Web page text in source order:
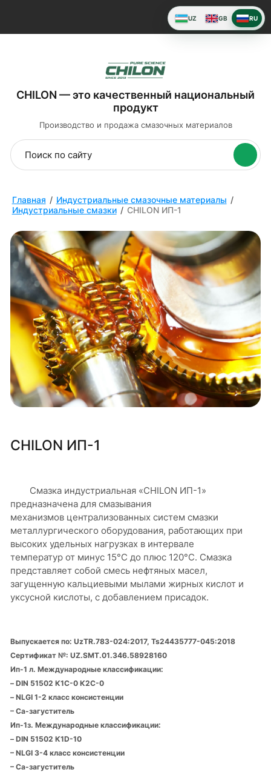
CHILON — это качественный национальный
продукт
Производство и продажа смазочных материалов
Главная / Индустриальные смазочные материалы /
Индустриальные смазки / CHILON ИП-1
CHILON ИП-1
Смазка индустриальная «CHILON ИП-1»
предназначена для смазывания
механизмов централизованных систем смазки
металлургического оборудования, работающих при
высоких удельных нагрузках в интервале
температур от минус 15°С до плюс 120°С. Смазка
представляет собой смесь нефтяных масел,
загущенную кальциевыми мылами жирных кислот и
уксусной кислоты, с добавлением присадок.
Выпускается по: UzTR.783-024:2017, Ts24435777-045:2018
Сертификат №: UZ.SMT.01.346.58928160
Ип-1 л. Международные классификации:
– DIN 51502 К1С-0 К2С-0
– NLGI 1-2 класс консистенции
– Са-загуститель
Ип-1з. Международные классификации:
– DIN 51502 К1D-10
– NLGI 3-4 класс консистенции
– Са-загуститель
UZ GB RU